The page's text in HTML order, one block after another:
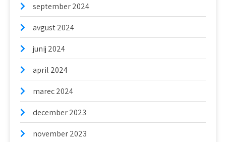
september 2024
avgust 2024
junij 2024
april 2024
marec 2024
december 2023
november 2023